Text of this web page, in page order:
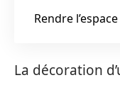
Rendre
La décoration